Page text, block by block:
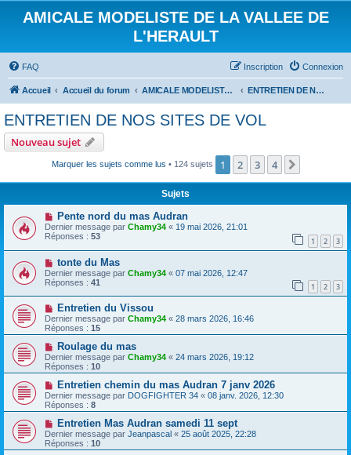
AMICALE MODELISTE DE LA VALLEE DE
L'HERAULT
FAQ Connexion
Inscription
Accueil Accueil du forum AMICALE MODELISTE DE LA VALLEE DE L'HERAULT ENTRETIEN DE NOS SITES DE VOL
ENTRETIEN DE NOS SITES DE VOL
Nouveau sujet
Marquer les sujets comme lus • 124 sujets 1 2 3 4
Sujets
Pente nord du mas Audran
Dernier message par Chamy34 « 19 mai 2026, 21:01
Réponses : 53 1 2 3
tonte du Mas
Dernier message par Chamy34 « 07 mai 2026, 12:47
Réponses : 41 1 2 3
Entretien du Vissou
Dernier message par Chamy34 « 28 mars 2026, 16:46
Réponses : 15
Roulage du mas
Dernier message par Chamy34 « 24 mars 2026, 19:12
Réponses : 10
Entretien chemin du mas Audran 7 janv 2026
Dernier message par DOGFIGHTER 34 « 08 janv. 2026, 12:30
Réponses : 8
Entretien Mas Audran samedi 11 sept
Dernier message par Jeanpascal « 25 août 2025, 22:28
Réponses : 10